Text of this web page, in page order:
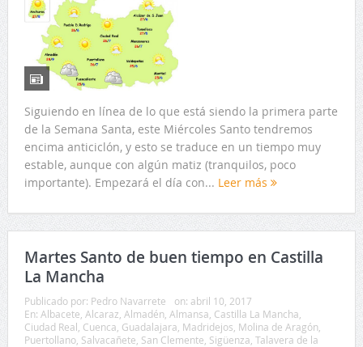
Siguiendo en línea de lo que está siendo la primera parte
de la Semana Santa, este Miércoles Santo tendremos
encima anticiclón, y esto se traduce en un tiempo muy
estable, aunque con algún matiz (tranquilos, poco
importante). Empezará el día con... Leer más
Martes Santo de buen tiempo en Castilla
La Mancha
Publicado por: Pedro Navarrete on: abril 10, 2017
En: Albacete Alcaraz Almadén Almansa Castilla La Mancha
Ciudad Real Cuenca Guadalajara Madridejos Molina de Aragón
Puertollano, Salvacañete San Clemente Sigüenza Talavera de la